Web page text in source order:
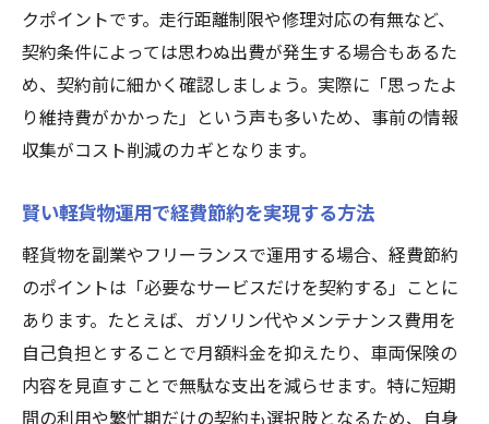
クポイントです。走行距離制限や修理対応の有無など、
契約条件によっては思わぬ出費が発生する場合もあるた
め、契約前に細かく確認しましょう。実際に「思ったよ
り維持費がかかった」という声も多いため、事前の情報
収集がコスト削減のカギとなります。
賢い軽貨物運用で経費節約を実現する方法
軽貨物を副業やフリーランスで運用する場合、経費節約
のポイントは「必要なサービスだけを契約する」ことに
あります。たとえば、ガソリン代やメンテナンス費用を
自己負担とすることで月額料金を抑えたり、車両保険の
内容を見直すことで無駄な支出を減らせます。特に短期
間の利用や繁忙期だけの契約も選択肢となるため、自身